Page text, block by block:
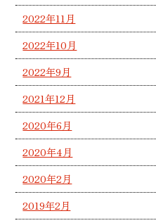
2022年11月
2022年10月
2022年9月
2021年12月
2020年6月
2020年4月
2020年2月
2019年2月